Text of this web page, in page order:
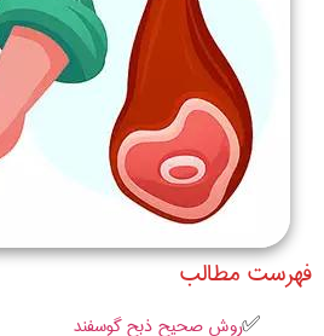
فهرست مطالب
روش صحیح ذبح گوسفند